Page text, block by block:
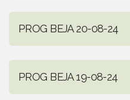
PROG BEJA 20-08-24
PROG BEJA 19-08-24